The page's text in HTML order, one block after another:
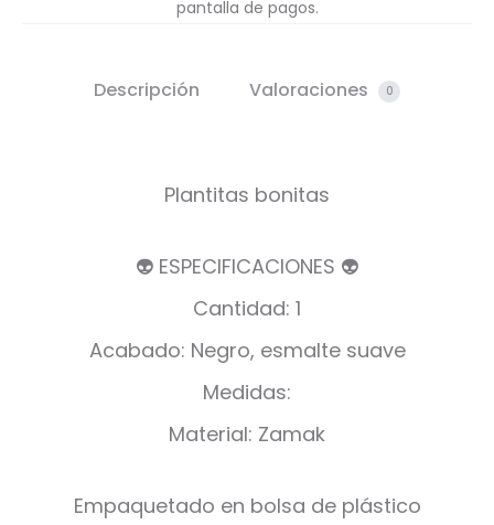
pantalla de pagos.
Descripción Valoraciones 0
Plantitas bonitas
👽 ESPECIFICACIONES 👽
Cantidad: 1
Acabado: Negro, esmalte suave
Medidas:
Material: Zamak
Empaquetado en bolsa de plástico